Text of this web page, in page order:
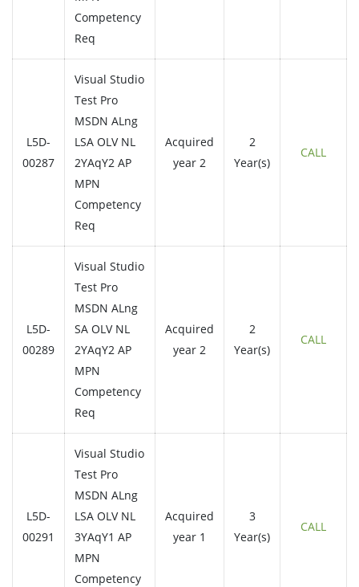
Competency
Req
L5D-
00287
Visual Studio
Test Pro
MSDN ALng
LSA OLV NL
2YAqY2 AP
MPN
Competency
Req
Acquired
year 2
2
Year(s)
CALL
L5D-
00289
Visual Studio
Test Pro
MSDN ALng
SA OLV NL
2YAqY2 AP
MPN
Competency
Req
Acquired
year 2
2
Year(s)
CALL
L5D-
00291
Visual Studio
Test Pro
MSDN ALng
LSA OLV NL
3YAqY1 AP
MPN
Competency
Acquired
year 1
3
Year(s)
CALL